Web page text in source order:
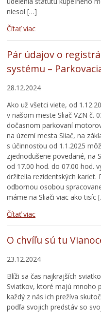
niesol […]
Čítať viac
Pár údajov o
systému –
28.12.2024
Ako už všetci viete, od
v našom meste Sliač VZN č.
dočasnom parkovaní
na území mesta Sliač, na
s účinnosťou od 1.1.2025
zjednodušene povedané, na
od 17.00 hod. do 07.00 hod.
držitelia rezidentských kariet.
odbornou osobou
máme na Sliači viac ako tisíc
Čítať viac
O chvíľu sú tu
23.12.2024
Blíži sa čas najkrajších
Sviatkov, ktoré majú mnoho
každý z nás ich prežíva
podľa svojich predstáv so